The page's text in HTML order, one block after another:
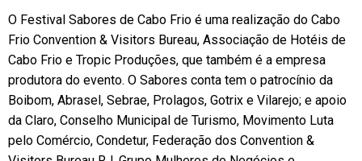
O Festival Sabores de Cabo Frio é uma realização do Cabo
Frio Convention & Visitors Bureau, Associação de Hotéis de
Cabo Frio e Tropic Produções, que também é a empresa
produtora do evento. O Sabores conta tem o patrocínio da
Boibom, Abrasel, Sebrae, Prolagos, Gotrix e Vilarejo; e apoio
da Claro, Conselho Municipal de Turismo, Movimento Luta
pelo Comércio, Condetur, Federação dos Convention &